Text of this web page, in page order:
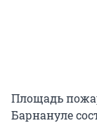
Площадь
Барнануле